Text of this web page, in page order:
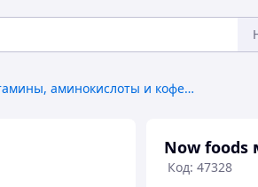
Витамины, аминокислоты и коферменты
Now foods
Код: 47328